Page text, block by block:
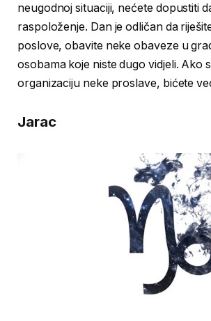
neugodnoj situaciji, nećete dopustiti
raspoloženje. Dan je odličan da
poslove, obavite neke obaveze u
osobama koje niste dugo vidjeli. Ako
organizaciju neke proslave, bićete
Jarac